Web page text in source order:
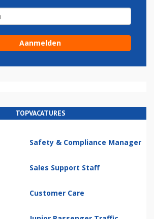
TOPVACATURES
Safety & Compliance Manager
Sales Support Staff
Customer Care